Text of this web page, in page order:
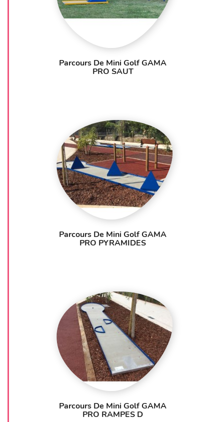
Parcours De Mini Golf GAMA
PRO SAUT
Parcours De Mini Golf GAMA
PRO PYRAMIDES
Parcours De Mini Golf GAMA
PRO RAMPES D